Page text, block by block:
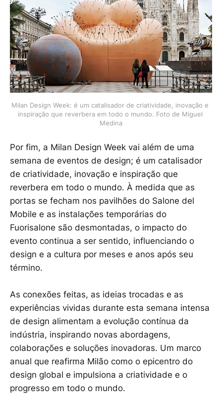
Milan Design Week: é um catalisador de criatividade, inovação e
inspiração que reverbera em todo o mundo. Foto de Miguel
Medina
Por fim, a Milan Design Week vai além de uma
semana de eventos de design; é um catalisador
de criatividade, inovação e inspiração que
reverbera em todo o mundo. À medida que as
portas se fecham nos pavilhões do Salone del
Mobile e as instalações temporárias do
Fuorisalone são desmontadas, o impacto do
evento continua a ser sentido, influenciando o
design e a cultura por meses e anos após seu
término.
As conexões feitas, as ideias trocadas e as
experiências vividas durante esta semana intensa
de design alimentam a evolução contínua da
indústria, inspirando novas abordagens,
colaborações e soluções inovadoras. Um marco
anual que reafirma Milão como o epicentro do
design global e impulsiona a criatividade e o
progresso em todo o mundo.